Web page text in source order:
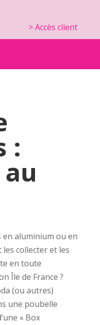
> Accès client
:
en aluminium ou en
collecter et les
en toute
Île de France ?
(ou autres)
une poubelle
« Box